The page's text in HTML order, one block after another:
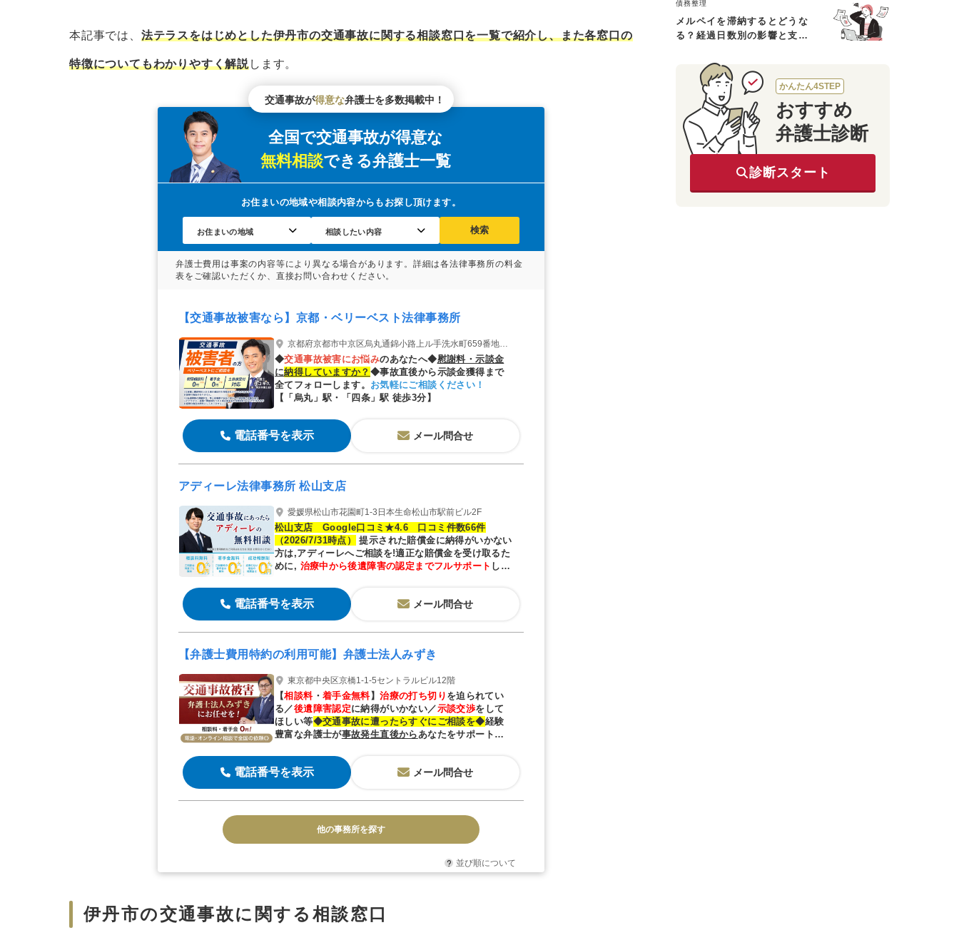
公益財団法人日弁連交通事故相談センター
兵庫県における交通事故の発生数と死傷者数
兵庫県で事故の多い交差点は？
伊丹市で交通事故問題が得意な弁護士を探すなら「ベンナビ交通事故」がおすすめ
伊丹市の交通事故を弁護士に相談するメリット
伊丹市の交通事故を弁護士に相談するデメリット
交通事故の示談交渉を弁護士に相談すべきケース
弁護士の力でより良い解決に至った兵庫の交通事故事例
伊丹市の交通事故は弁護士に相談を
本記事では、 法テラスをはじめとした伊丹市の交通事故に関する相談窓口を一覧で紹介し、また各窓口の
特徴についてもわかりやすく解説します。
交通事故が得意な弁護士を多数掲載中！
全国で交通事故が得意な
無料相談できる弁護士一覧
お住まいの地域や相談内容からもお探し頂けます。
検索
【交通事故被害なら】京都・ベリーベスト法律事務所
京都府京都市中京区烏丸通錦小路上ル手洗水町659番地烏丸中央ビル2階（京都オフィス）
◆交通事故被害にお悩みのあなたへ◆慰謝料・示談金
に納得していますか？ ◆事故直後から示談金獲得まで
全てフォローします。 お気軽にご相談ください！
【「烏丸」駅・「四条」駅 徒歩3分】
電話番号を表示 メール問合せ
アディーレ法律事務所 松山支店
愛媛県松山市花園町1-3日本生命松山市駅前ビル2F
松山支店 Google口コミ★4.6 口コミ件数66件
（2026/7/31時点）
提示された賠償金に納得がいかない
方は,アディーレへご相談を!適正な賠償金を受け取るた
めに, 治療中から後遺障害の認定までフルサポート しま
電話番号を表示 メール問合せ
【弁護士費用特約の利用可能】弁護士法人みずき
東京都中央区京橋1-1-5セントラルビル12階
【相談料・ 着手金無料】治療の打ち切り を迫られてい
る／後遺障害認定に納得がいかない／示談交渉をして
ほしい等◆交通事故に遭ったらすぐにご相談を◆経験
豊富な弁護士が事故発生直後からあなたをサポート 致
電話番号を表示 メール問合せ
他の事務所を探す
並び順について
伊丹市の交通事故に関する相談窓口
債務整理
メルペイを滞納するとどうな
る？経過日数別の影響と支払
かんたん4STEP
おすすめ
弁護士診断
診断スタート